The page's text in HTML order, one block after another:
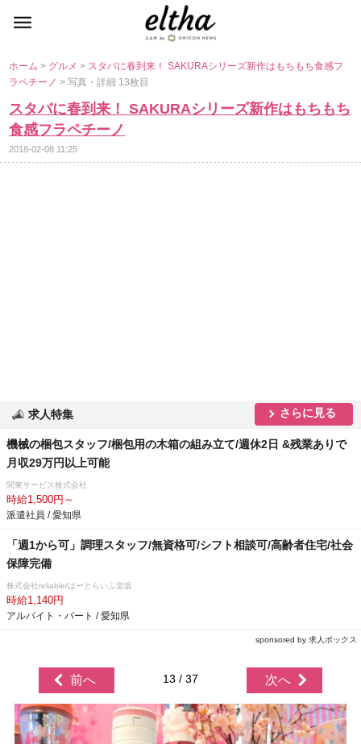
ホーム> グルメ> スタバに春到来！ SAKURAシリーズ新作はもちもち食感フ
ラペチーノ> 写真・詳細 13枚目
スタバに春到来！ SAKURAシリーズ新作はもちもち
食感フラペチーノ
2018-02-08 11:25
求人特集 さらに見る
機械の梱包スタッフ/梱包用の木箱の組み立て/週休2日 &残業ありで
月収29万円以上可能
関東サービス株式会社
時給1,500円～
派遣社員 / 愛知県
「週1から可」調理スタッフ/無資格可/シフト相談可/高齢者住宅/社会
保障完備
株式会社reliable/はーとらいふ堂坂
時給1,140円
アルバイト・パート / 愛知県
sponsored by 求人ボックス
前へ 13 / 37 次へ